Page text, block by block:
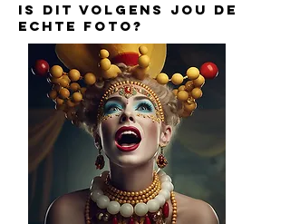
is dit volgens jou de
echte foto?